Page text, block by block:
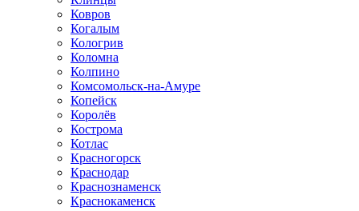
Ковров
Когалым
Кологрив
Коломна
Колпино
Комсомольск-на-Амуре
Копейск
Королёв
Кострома
Котлас
Красногорск
Краснодар
Краснознаменск
Краснокаменск